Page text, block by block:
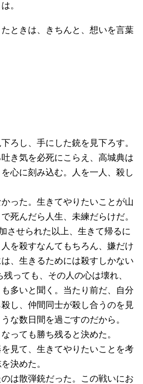
。
ときは、きちんと、想いを言葉
ろし、手にした銃を見下ろす。
き気を必死にこらえ、高城典は
心に刻み込む。人を一人、殺し
った。生きてやりたいことが山
死んだら人生、未練だらけだ。
させられた以上、生きて帰るに
を殺すなんてもちろん、嫌だけ
、生きるためには殺すしかない
っても、その人の心は壊れ、
多いと聞く。当たり前だ、自分
し、仲間同士が殺し合うのを見
な数日間を過ごすのだから。
っても勝ち残ると決めた。
見て、生きてやりたいことを考
決めた。
は散弾銃だった。この戦いにお